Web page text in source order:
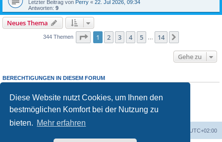
Diese Website nutzt Cookies, um Ihnen den
bestmöglichen Komfort bei der Nutzung zu
bieten. Mehr erfahren
Letzter Beitrag von Perry « 22. Jul 2026, 09:34
Antworten: 9
Neues Thema
344 Themen Seite 1von 14
1 2 3 4 5 … 14
Gehe zu
BERECHTIGUNGEN IN DIESEM FORUM
Sie dürfenkeineAntworten zu Themen in diesem Forum erstellen.
Sie dürfen Ihre Beiträge in diesem Forumnicht ändern.
Sie dürfen Ihre Beiträge in diesem Forumnichtlöschen.
keine
UTC+02:00